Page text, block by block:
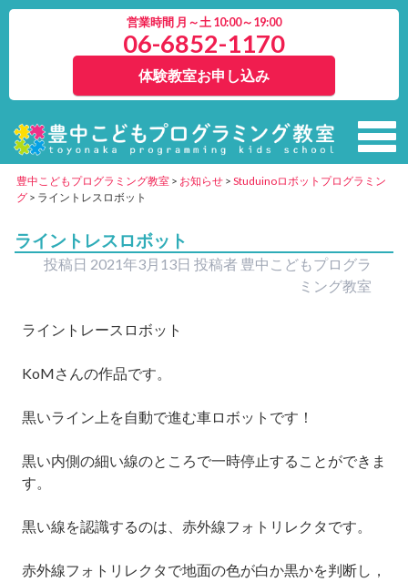
営業時間 月～土 10:00～19:00
06-6852-1170
体験教室お申し込み
豊中こどもプログラミング教室 > お知らせ > Studuinoロボットプログラミン
グ > ライントレスロボット
ライントレスロボット
投稿日 2021年3月13日 投稿者 豊中こどもプログラ
ミング教室
ライントレースロボット
KoMさんの作品です。
黒いライン上を自動で進む車ロボットです！
黒い内側の細い線のところで一時停止することができま
す。
黒い線を認識するのは、赤外線フォトリレクタです。
赤外線フォトリレクタで地面の色が白か黒かを判断し，